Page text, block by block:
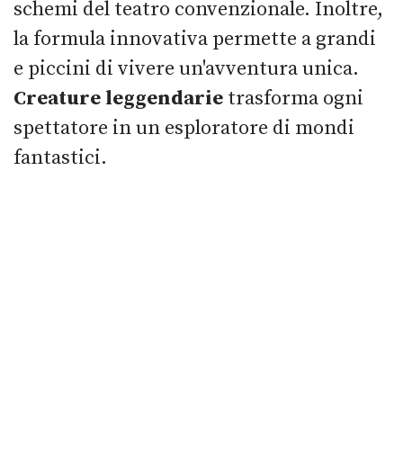
schemi del teatro convenzionale. Inoltre,
la formula innovativa permette a grandi
e piccini di vivere un'avventura unica.
Creature leggendarie trasforma ogni
spettatore in un esploratore di mondi
fantastici.